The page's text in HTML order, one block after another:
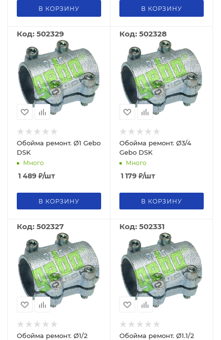
В КОРЗИНУ В КОРЗИНУ
Код: 502329
Обойма ремонт. Ø1 Gebo
DSK
Много
1 489 ₽/шт
В КОРЗИНУ
Код: 502328
Обойма ремонт. Ø3/4
Gebo DSK
Много
1 179 ₽/шт
В КОРЗИНУ
Код: 502327
Обойма ремонт. Ø1/2
Код: 502331
Обойма ремонт. Ø1.1/2